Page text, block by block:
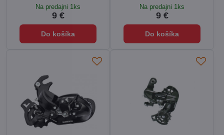
Na predajni 1ks
9 €
Do košíka
Na predajni 1ks
9 €
Do košíka